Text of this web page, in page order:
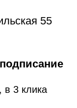
55
в 3 клика